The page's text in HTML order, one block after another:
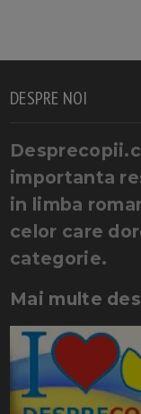
DESPRE NOI
importanta
in limba
celor care
categorie.
Mai multe